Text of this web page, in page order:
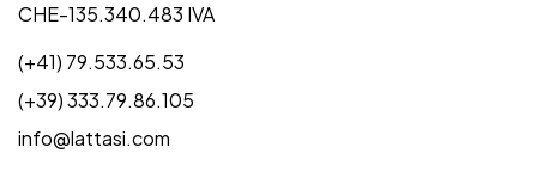
CHE-135.340.483 IVA
(+41) 79.533.65.53
(+39) 333.79.86.105
info@lattasi.com